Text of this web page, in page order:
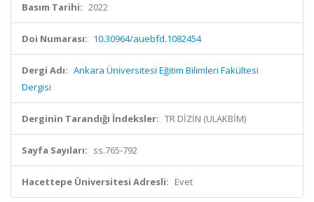
Basım Tarihi: 2022
Doi Numarası: 10.30964/auebfd.1082454
Dergi Adı: Ankara Üniversitesi Eğitim Bilimleri Fakültesi
Dergisi
Derginin Tarandığı İndeksler: TR DİZİN (ULAKBİM)
Sayfa Sayıları: ss.765-792
Hacettepe Üniversitesi Adresli: Evet